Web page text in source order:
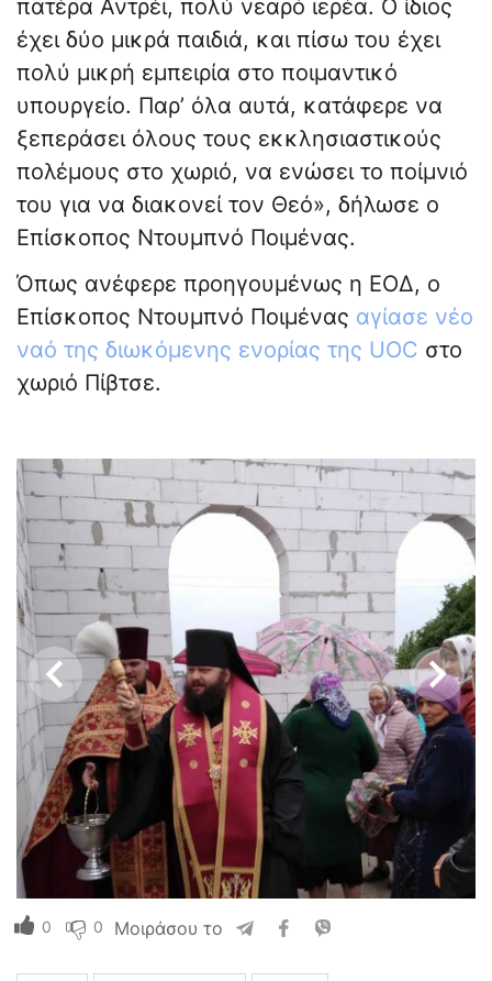
πατέρα Αντρέι, πολύ νεαρό ιερέα. Ο ίδιος
έχει δύο μικρά παιδιά, και πίσω του έχει
πολύ μικρή εμπειρία στο ποιμαντικό
υπουργείο. Παρ’ όλα αυτά, κατάφερε να
ξεπεράσει όλους τους εκκλησιαστικούς
πολέμους στο χωριό, να ενώσει το ποίμνιό
του για να διακονεί τον Θεό», δήλωσε ο
Επίσκοπος Ντουμπνό Ποιμένας.
Όπως ανέφερε προηγουμένως η ΕΟΔ, ο
Επίσκοπος Ντουμπνό Ποιμένας αγίασε νέο
ναό της διωκόμενης ενορίας της UOC στο
χωριό Πίβτσε.
0 0 Μοιράσου το